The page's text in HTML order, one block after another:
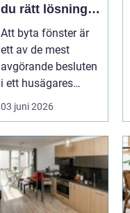
du rätt lösning
för hus och
klimat
Att byta fönster är
ett av de mest
avgörande besluten
i ett husägares
livscykel med sitt
hem. Rätt f...
03 juni 2026